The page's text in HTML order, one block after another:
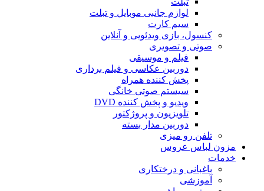
لوازم جانبی موبایل و تبلت
سیم کارت
کنسول، بازی‌ ویدئویی و آنلاین
صوتی و تصویری
فیلم و موسیقی
دوربین عکاسی و فیلم برداری
پخش کننده همراه
سیستم صوتی خانگی
ویدیو و پخش کننده DVD
تلویزیون و پروژکتور
دوربین مدار بسته
تلفن رو میزی
مزون لباس عروس
خدمات
باغبانی و درختکاری
آموزشی